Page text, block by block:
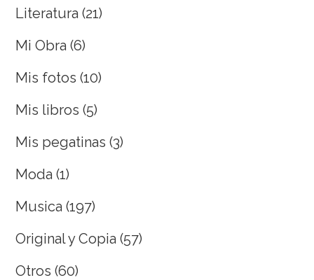
Literatura (21)
Mi Obra (6)
Mis fotos (10)
Mis libros (5)
Mis pegatinas (3)
Moda (1)
Musica (197)
Original y Copia (57)
Otros (60)